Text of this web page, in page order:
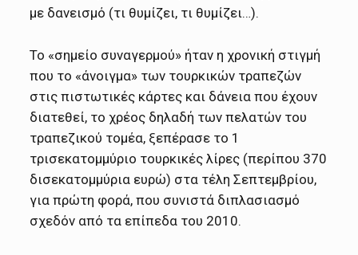
με δανεισμό (τι θυμίζει, τι θυμίζει…).
Το «σημείο συναγερμού» ήταν η χρονική στιγμή
που το «άνοιγμα» των τουρκικών τραπεζών
στις πιστωτικές κάρτες και δάνεια που έχουν
διατεθεί, το χρέος δηλαδή των πελατών του
τραπεζικού τομέα, ξεπέρασε το 1
τρισεκατομμύριο τουρκικές λίρες (περίπου 370
δισεκατομμύρια ευρώ) στα τέλη Σεπτεμβρίου,
για πρώτη φορά, που συνιστά διπλασιασμό
σχεδόν από τα επίπεδα του 2010.